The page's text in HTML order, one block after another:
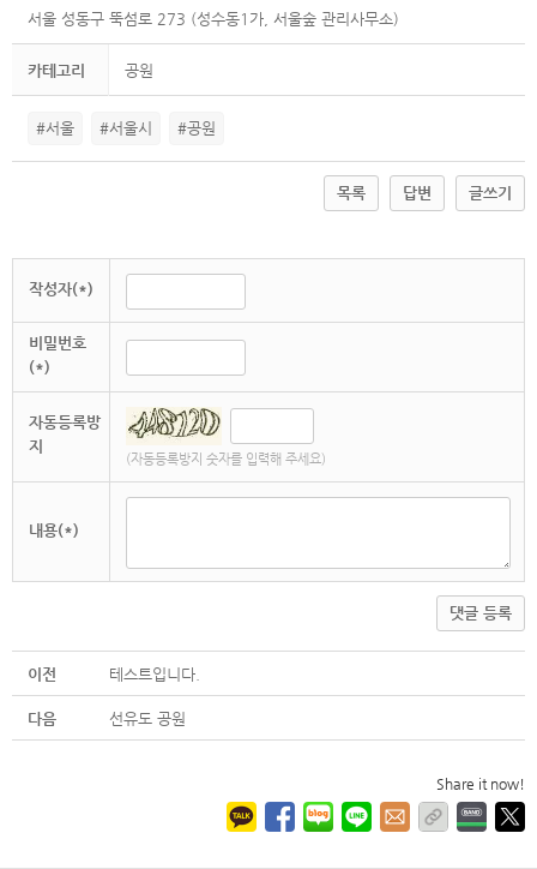
서울 성동구 뚝섬로 273 (성수동1가, 서울숲 관리사무소)
카테고리 공원
#서울 #서울시 #공원
목록 답변 글쓰기
작성자(*)
비밀번호
(*)
자동등록방
지
(자동등록방지 숫자를 입력해 주세요)
내용(*)
댓글 등록
이전 테스트입니다.
다음 선유도 공원
Share it now!